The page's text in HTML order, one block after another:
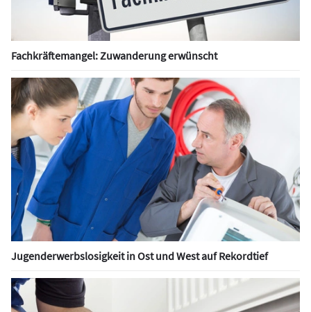
Fachkräftemangel: Zuwanderung erwünscht
Jugenderwerbslosigkeit in Ost und West auf Rekordtief